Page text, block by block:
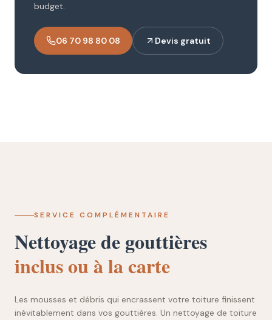
budget.
06 70 98 80 08 Devis gratuit
SERVICE COMPLÉMENTAIRE
Nettoyage de gouttières
inclus ou à la carte
Les mousses et débris qui encrassent votre toiture finissent
inévitablement dans vos gouttières. Un nettoyage de toiture